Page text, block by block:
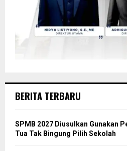
BERITA TERBARU
SPMB 2027 Diusulkan Gunakan
Tua Tak Bingung Pilih Sekolah